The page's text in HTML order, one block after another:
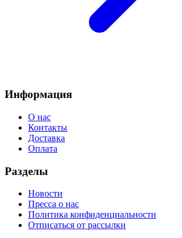
Информация
О нас
Контакты
Доставка
Оплата
Разделы
Новости
Пресса о нас
Политика конфиденциальности
Отписаться от рассылки